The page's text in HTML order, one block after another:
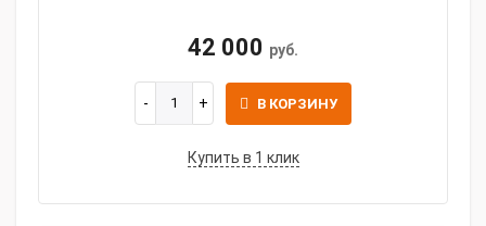
42 000 руб.
В КОРЗИНУ
Купить в 1 клик